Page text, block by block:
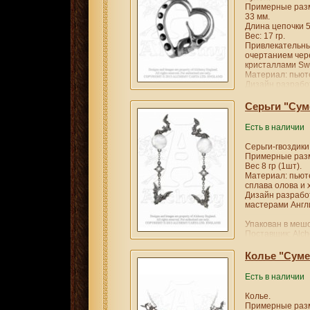
Примерные
33 мм.
Длина цепочки
Вес: 17 гр.
очертанием
кристаллами
Материал:
Дизайн
Упакован в
Поставщик:
Серьги
Есть в наличии
Серьги-
Примерные
Вес 8 гр (1шт).
Материал:
сплава олова и
Дизайн
мастерами
Упакован в
Поставщик:
Колье
Есть в наличии
Колье.
Примерные